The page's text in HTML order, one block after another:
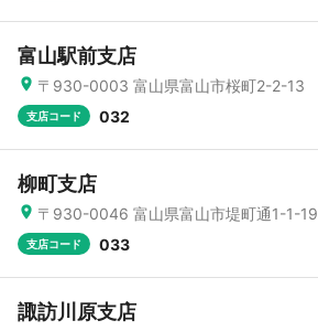
富山駅前支店
〒930-0003 富山県富山市桜町2-2-13
支店コード 032
柳町支店
〒930-0046 富山県富山市堤町通1-1-19
支店コード 033
諏訪川原支店